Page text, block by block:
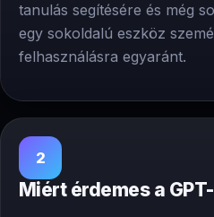
tanulás segítésére és még
egy sokoldalú eszköz
felhasználásra egyaránt.
2
Miért érdemes a